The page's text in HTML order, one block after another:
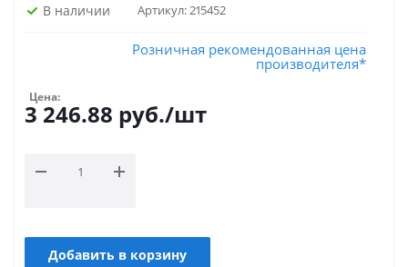
В наличии Артикул:215452
Розничная рекомендованная цена
производителя*
Цена:
3 246.88 руб./шт
Добавить в корзину